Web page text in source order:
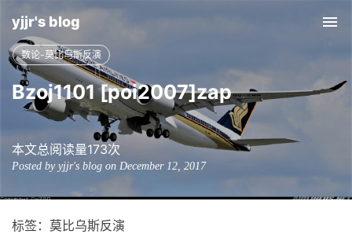
yjjr's blog
数论-莫比乌斯反演
Bzoj1101 [poi2007]zap
本文总阅读量173次
Posted by yjjr's blog on December 12, 2017
标签：莫比乌斯反演